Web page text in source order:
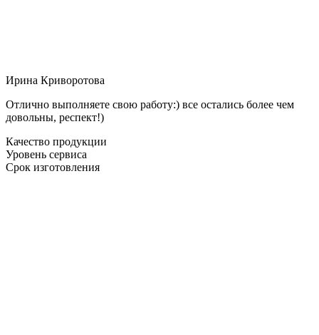
Ирина Криворотова
Отлично выполняете свою работу:) все остались более чем
довольны, респект!)
Качество продукции
Уровень сервиса
Срок изготовления